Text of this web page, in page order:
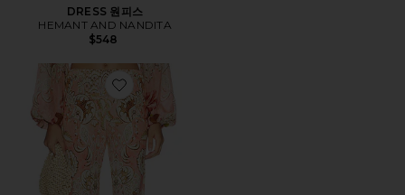
DRESS 원피스
HEMANT AND NANDITA
$548
Favorite 팬츠